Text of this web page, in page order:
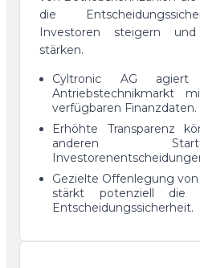
die
Investoren steigern
stärken.
Cyltronic AG agiert
Antriebstechnikmarkt
verfügbaren Finanzdaten.
Erhöhte Transparenz
anderen
Gezielte Offenlegung
stärkt potenziell die
Entscheidungssicherheit.